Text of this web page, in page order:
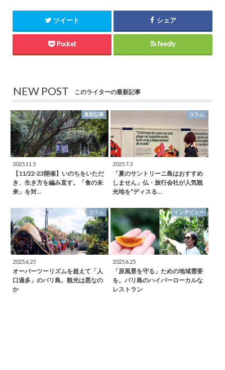
ツイート シェア
Pocket feedly
NEW POST このライターの最新記事
最新記事
2025.11.5
【11/22-23開催】いのちをいただ
き、生き方を編み直す。「食の未
来」を対…
コラム
2025.7.3
「夏のサントリーニ島はおすすめ
しません」仏・旅行会社が人気観
光地を“ディスる…
コラム
2025.6.25
オーバーツーリズムを超えて「人
口過多」のバリ島。観光は悪なの
か
インタビュー
2025.6.25
「原風景を守る」ための地域需要
を。バリ島のハイパーローカルな
レストラン